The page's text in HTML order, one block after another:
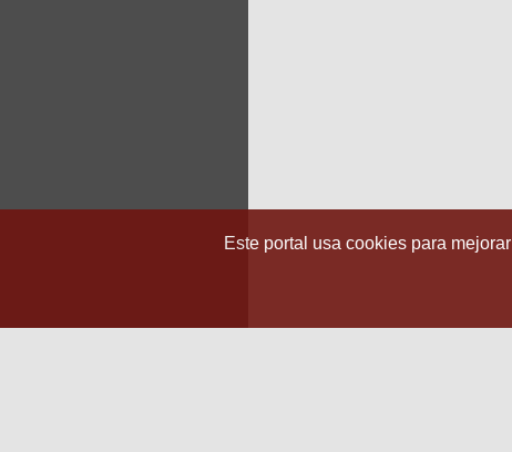
Este portal usa cookies para